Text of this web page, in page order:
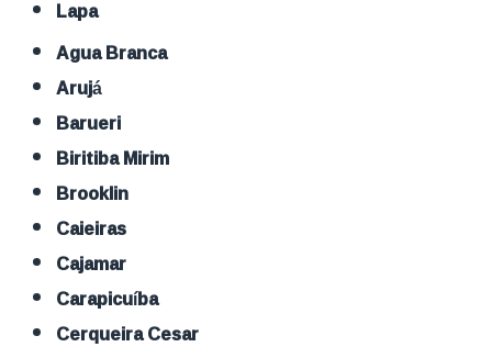
Lapa
Agua Branca
Arujá
Barueri
Biritiba Mirim
Brooklin
Caieiras
Cajamar
Carapicuíba
Cerqueira Cesar